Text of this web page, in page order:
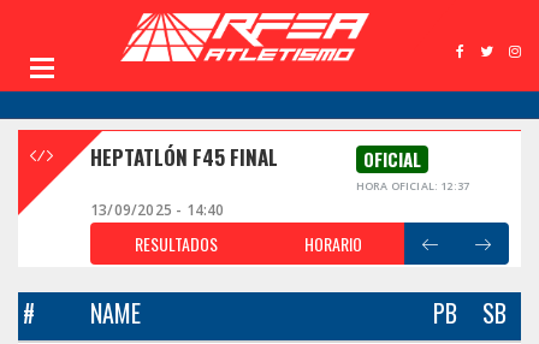
HEPTATLÓN F45 FINAL OFICIAL
HORA OFICIAL: 12:37
13/09/2025 - 14:40
RESULTADOS HORARIO
# NAME PB SB